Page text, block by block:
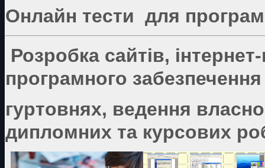
Онлайн тести для
Розробка сайтів,
програмного
гуртовнях, ведення
дипломних та курсових